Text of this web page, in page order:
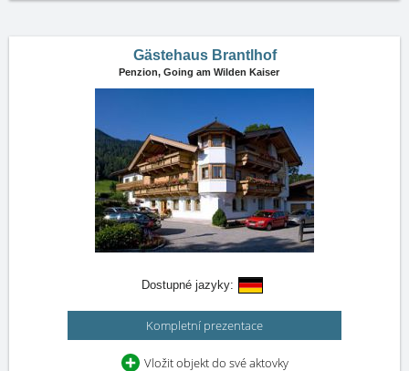
Gästehaus Brantlhof
Penzion, Going am Wilden Kaiser
Dostupné jazyky:
Kompletní prezentace
Vložit objekt do své aktovky